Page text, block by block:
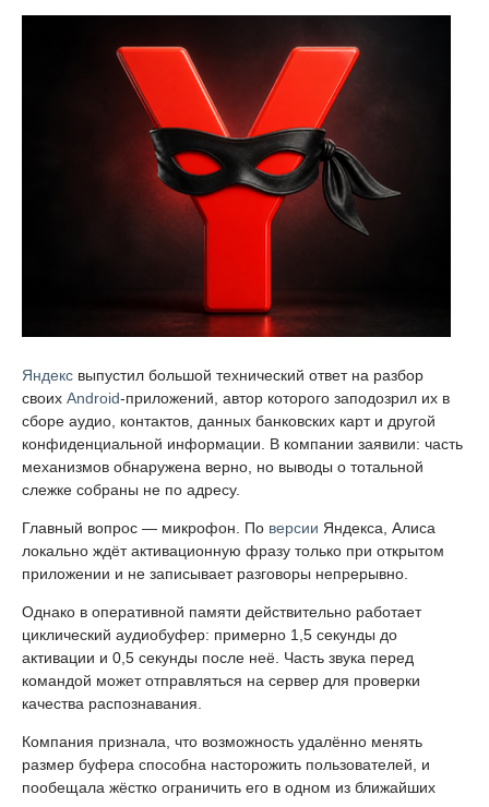
Яндекс выпустил большой технический ответ на разбор
своих Android-приложений, автор которого заподозрил их в
сборе аудио, контактов, данных банковских карт и другой
конфиденциальной информации. В компании заявили: часть
механизмов обнаружена верно, но выводы о тотальной
слежке собраны не по адресу.
Главный вопрос — микрофон. По версии Яндекса, Алиса
локально ждёт активационную фразу только при открытом
приложении и не записывает разговоры непрерывно.
Однако в оперативной памяти действительно работает
циклический аудиобуфер: примерно 1,5 секунды до
активации и 0,5 секунды после неё. Часть звука перед
командой может отправляться на сервер для проверки
качества распознавания.
Компания признала, что возможность удалённо менять
размер буфера способна насторожить пользователей, и
пообещала жёстко ограничить его в одном из ближайших